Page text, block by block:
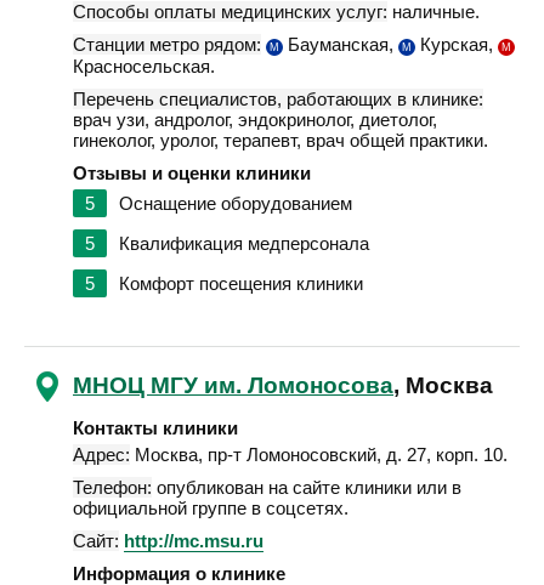
Способы оплаты медицинских услуг: наличные.
Станции метро рядом:
М Бауманская, М Курская, М
Красносельская.
Перечень специалистов, работающих в клинике:
врач узи, андролог, эндокринолог, диетолог,
гинеколог, уролог, терапевт, врач общей практики.
Отзывы и оценки клиники
5
Оснащение оборудованием
5
Квалификация медперсонала
5
Комфорт посещения клиники
МНОЦ МГУ им. Ломоносова, Москва
Контакты клиники
Адрес: Москва, пр-т Ломоносовский, д. 27, корп. 10.
Телефон: опубликован на сайте клиники или в
официальной группе в соцсетях.
Сайт: http://mc.msu.ru
Информация о клинике